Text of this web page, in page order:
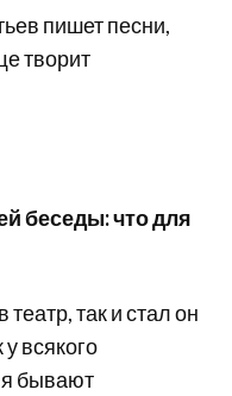
пишет песни,
творит
беседы: что для
так и стал он
всякого
бывают